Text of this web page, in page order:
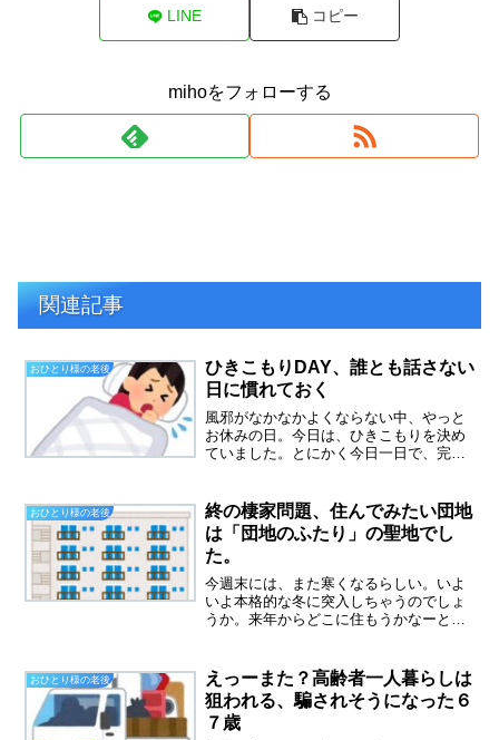
LINE コピー
mihoをフォローする
関連記事
おひとり様の老後
ひきこもりDAY、誰とも話さない
日に慣れておく
風邪がなかなかよくならない中、やっと
お休みの日。今日は、ひきこもりを決め
ていました。とにかく今日一日で、完全
ら、鼻をかみに行こうと思うのですが、
なかなか途切れないんです。...
おひとり様の老後
終の棲家問題、住んでみたい団地
は「団地のふたり」の聖地でし
た。
今週末には、また寒くなるらしい。いよ
いよ本格的な冬に突入しちゃうのでしょ
うか。来年からどこに住もうかなーとい
したくない、今度住む場所を終の棲家に
したい。(最終的には施設...
おひとり様の老後
えっーまた？高齢者一人暮らしは
狙われる、騙されそうになった６
７歳